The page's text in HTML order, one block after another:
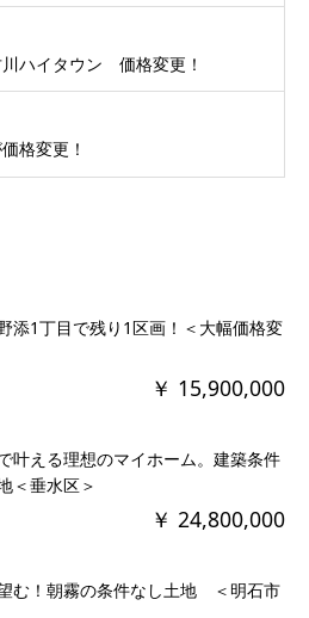
ハイタウン 価格変更！
格変更！
添1丁目で残り1区画！＜大幅価格変
￥ 15,900,000
叶える理想のマイホーム。建築条件
＜垂水区＞
￥ 24,800,000
む！朝霧の条件なし土地 ＜明石市